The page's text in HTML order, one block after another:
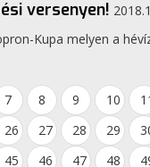
versenyen!
Kupa melyen a
7 8 9 10
26 27 28 29
45 46 47 48